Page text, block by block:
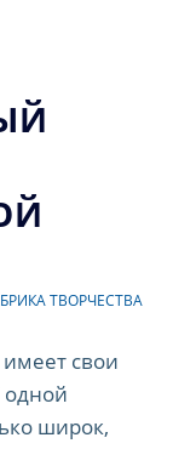
ТВОРЧЕСТВА
имеет свои
одной
широк,